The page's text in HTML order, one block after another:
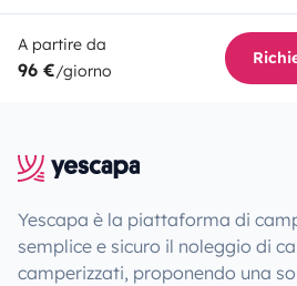
A partire da
96 €/giorno
Yescapa è la piattaforma di
semplice e sicuro il noleggio di
camperizzati, proponendo una